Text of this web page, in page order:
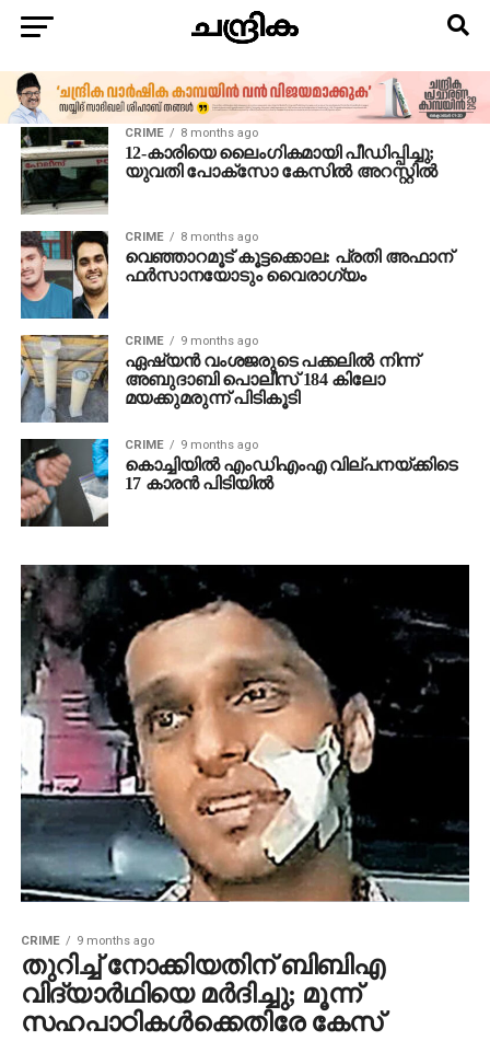
CRIME 8 months ago
12-കാരിയെ ലൈംഗികമായി പീഡിപ്പിച്ചു;
യുവതി പോക്‌സോ കേസില്‍ അറസ്റ്റില്‍
CRIME 8 months ago
വെഞ്ഞാറമൂട് കൂട്ടക്കൊല: പ്രതി അഫാന്
ഫർസാനയോടും വൈരാഗ്യം
CRIME 9 months ago
ഏഷ്യന്‍ വംശജരുടെ പക്കലില്‍ നിന്ന്‌
അബുദാബി പൊലീസ് 184 കിലോ
മയക്കുമരുന്ന് പിടികൂടി
CRIME 9 months ago
കൊച്ചിയില്‍ എംഡിഎംഎ വില്പനയ്ക്കിടെ
17 കാരന്‍ പിടിയില്‍
CRIME 9 months ago
തുറിച്ച് നോക്കിയതിന് ബിബിഎ
വിദ്യാര്‍ഥിയെ മര്‍ദിച്ചു; മൂന്ന്
സഹപാഠികള്‍ക്കെതിരേ കേസ്